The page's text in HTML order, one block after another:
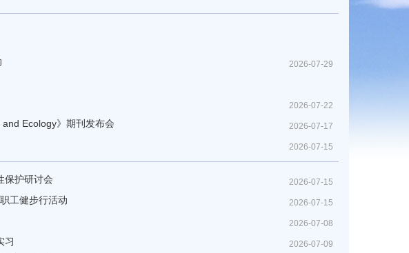
2026-07-29
2026-07-22
2026-07-17
Ecology》期刊发布会
2026-07-15
2026-07-15
保护研讨会
2026-07-15
工健步行活动
2026-07-08
2026-07-09
习